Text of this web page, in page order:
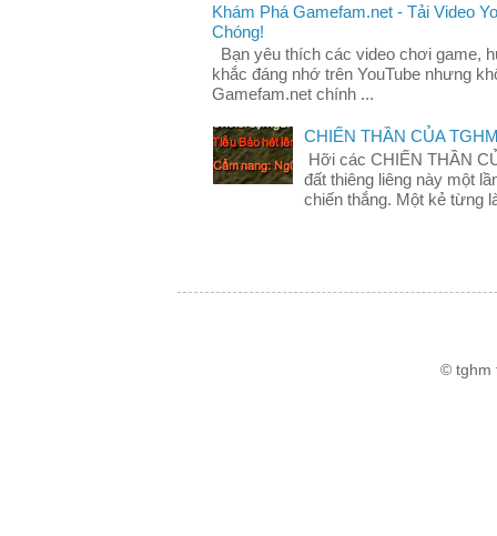
Khám Phá Gamefam.net - Tải Video
Chóng!
Bạn yêu thích các video chơi game,
khắc đáng nhớ trên YouTube nhưng
Gamefam.net chính ...
CHIẾN THẦN CỦA
Hỡi các CHIẾN THẦN
đất thiêng liêng này một
chiến thắng. Một kẻ từng
© tghm